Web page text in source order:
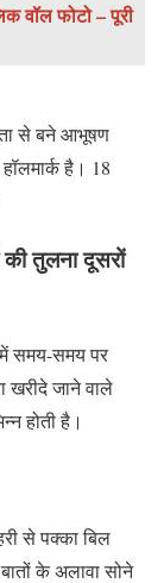
वॉल फोटो – पूरी
से बने आभूषण
है। 18
तुलना दूसरों
समय-समय पर
खरीदे जाने वाले
होती है।
से पक्का बिल
के अलावा सोने